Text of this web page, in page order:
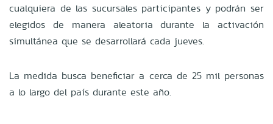
cualquiera de las sucursales participantes y podrán ser
elegidos de manera aleatoria durante la activación
simultánea que se desarrollará cada jueves.
La medida busca beneficiar a cerca de 25 mil personas
a lo largo del país durante este año.